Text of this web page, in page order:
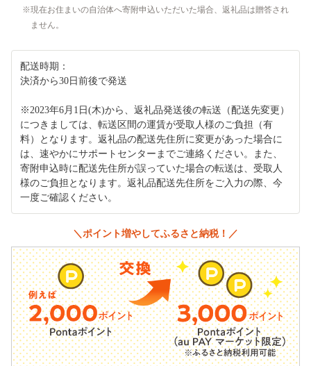
現在お住まいの自治体へ寄附申込いただいた場合、返礼品は贈答され
ません。
配送時期：
決済から30日前後で発送
※2023年6月1日(木)から、返礼品発送後の転送（配送先変更）
につきましては、転送区間の運賃が受取人様のご負担（有
料）となります。返礼品の配送先住所に変更があった場合に
は、速やかにサポートセンターまでご連絡ください。また、
寄附申込時に配送先住所が誤っていた場合の転送は、受取人
様のご負担となります。返礼品配送先住所をご入力の際、今
一度ご確認ください。
＼ポイント増やしてふるさと納税！／